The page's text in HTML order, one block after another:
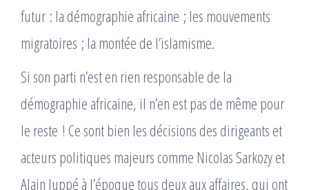
futur : la démographie africaine ; les mouvements
migratoires ; la montée de l’islamisme.
Si son parti n’est en rien responsable de la
démographie africaine, il n’en est pas de même pour
le reste ! Ce sont bien les décisions des dirigeants et
acteurs politiques majeurs comme Nicolas Sarkozy et
Alain Juppé à l’époque tous deux aux affaires, qui ont